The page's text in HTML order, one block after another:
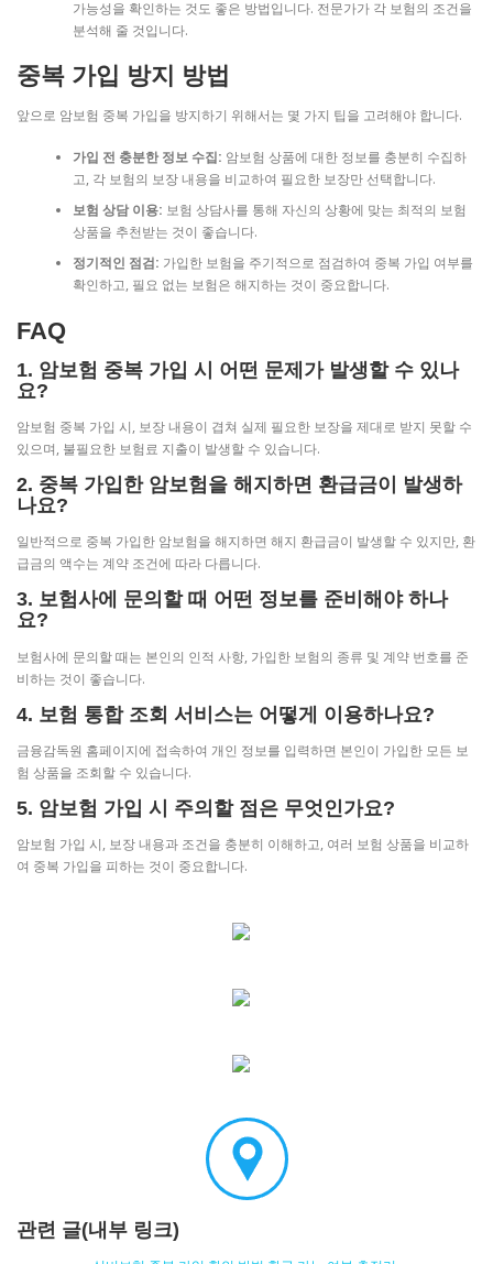
가능성을 확인하는 것도 좋은 방법입니다. 전문가가 각 보험의 조건을
분석해 줄 것입니다.
중복 가입 방지 방법
앞으로 암보험 중복 가입을 방지하기 위해서는 몇 가지 팁을 고려해야 합니다.
가입 전 충분한 정보 수집: 암보험 상품에 대한 정보를 충분히 수집하
고, 각 보험의 보장 내용을 비교하여 필요한 보장만 선택합니다.
보험 상담 이용: 보험 상담사를 통해 자신의 상황에 맞는 최적의 보험
상품을 추천받는 것이 좋습니다.
정기적인 점검: 가입한 보험을 주기적으로 점검하여 중복 가입 여부를
확인하고, 필요 없는 보험은 해지하는 것이 중요합니다.
FAQ
1. 암보험 중복 가입 시 어떤 문제가 발생할 수 있나
요?
암보험 중복 가입 시, 보장 내용이 겹쳐 실제 필요한 보장을 제대로 받지 못할 수
있으며, 불필요한 보험료 지출이 발생할 수 있습니다.
2. 중복 가입한 암보험을 해지하면 환급금이 발생하
나요?
일반적으로 중복 가입한 암보험을 해지하면 해지 환급금이 발생할 수 있지만, 환
급금의 액수는 계약 조건에 따라 다릅니다.
3. 보험사에 문의할 때 어떤 정보를 준비해야 하나
요?
보험사에 문의할 때는 본인의 인적 사항, 가입한 보험의 종류 및 계약 번호를 준
비하는 것이 좋습니다.
4. 보험 통합 조회 서비스는 어떻게 이용하나요?
금융감독원 홈페이지에 접속하여 개인 정보를 입력하면 본인이 가입한 모든 보
험 상품을 조회할 수 있습니다.
5. 암보험 가입 시 주의할 점은 무엇인가요?
암보험 가입 시, 보장 내용과 조건을 충분히 이해하고, 여러 보험 상품을 비교하
여 중복 가입을 피하는 것이 중요합니다.
관련 글(내부 링크)